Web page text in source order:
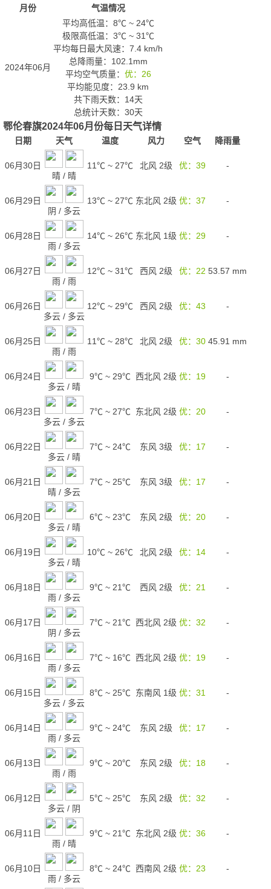
月份 气温情况
2024年06月
平均高低温： 8℃ ~ 24℃
极限高低温： 3℃ ~ 31℃
平均每日最大风速：7.4 km/h
总降雨量：102.1mm
平均空气质量： 优：26
平均能见度：23.9 km
共下雨天数：14天
总统计天数：30天
鄂伦春旗2024年06月份每日天气详情
日期 天气 温度 风力 空气 降雨量
06月30日
晴 / 晴
11℃ ~ 27℃ 北风 2级 优：39 -
06月29日
阴 / 多云
13℃ ~ 27℃ 东北风 2级 优：37 -
06月28日
雨 / 多云
14℃ ~ 26℃ 东北风 1级 优：29 -
06月27日
雨 / 雨
12℃ ~ 31℃ 西风 2级 优：22 53.57 mm
06月26日
多云 / 多云
12℃ ~ 29℃ 西风 2级 优：43 -
06月25日
雨 / 雨
11℃ ~ 28℃ 北风 2级 优：30 45.91 mm
06月24日
多云 / 晴
9℃ ~ 29℃ 西北风 2级 优：19 -
06月23日
多云 / 多云
7℃ ~ 27℃ 东北风 2级 优：20 -
06月22日
多云 / 晴
7℃ ~ 24℃ 东风 3级 优：17 -
06月21日
晴 / 多云
7℃ ~ 25℃ 东风 3级 优：17 -
06月20日
多云 / 晴
6℃ ~ 23℃ 东风 2级 优：20 -
06月19日
多云 / 晴
10℃ ~ 26℃ 北风 2级 优：14 -
06月18日
雨 / 多云
9℃ ~ 21℃ 西风 2级 优：21 -
06月17日
阴 / 多云
7℃ ~ 21℃ 西北风 2级 优：32 -
06月16日
雨 / 多云
7℃ ~ 16℃ 西北风 2级 优：19 -
06月15日
多云 / 多云
8℃ ~ 25℃ 东南风 1级 优：31 -
06月14日
雨 / 多云
9℃ ~ 24℃ 东风 2级 优：17 -
06月13日
雨 / 雨
9℃ ~ 20℃ 东风 2级 优：18 -
06月12日
多云 / 阴
5℃ ~ 25℃ 东风 2级 优：32 -
06月11日
雨 / 晴
9℃ ~ 21℃ 东北风 2级 优：36 -
06月10日
雨 / 多云
8℃ ~ 24℃ 西南风 2级 优：23 -